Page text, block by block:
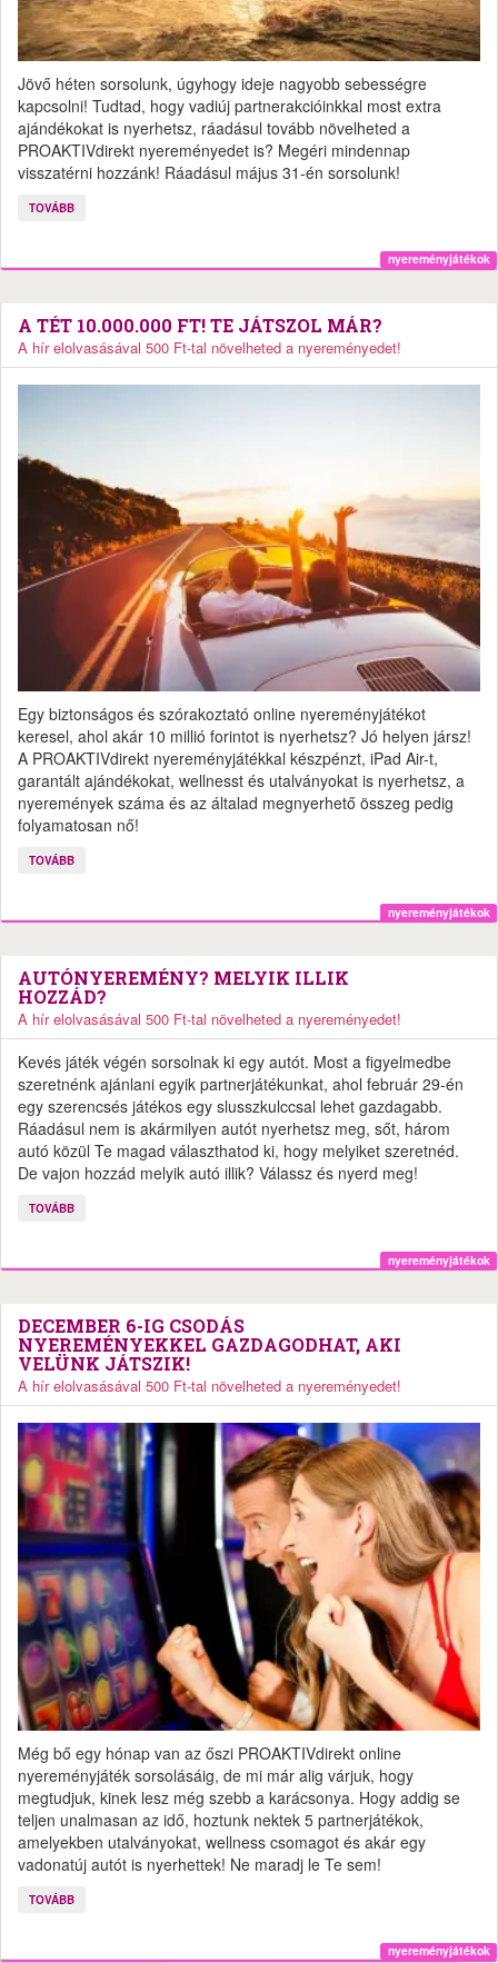
Jövő héten sorsolunk, úgyhogy ideje nagyobb sebességre
kapcsolni! Tudtad, hogy vadiúj partnerakcióinkkal most extra
ajándékokat is nyerhetsz, ráadásul tovább növelheted a
PROAKTIVdirekt nyereményedet is? Megéri mindennap
visszatérni hozzánk! Ráadásul május 31-én sorsolunk!
TOVÁBB
nyereményjátékok
A TÉT 10.000.000 FT! TE JÁTSZOL MÁR?
A hír elolvasásával 500 Ft-tal növelheted a nyereményedet!
Egy biztonságos és szórakoztató online nyereményjátékot
keresel, ahol akár 10 millió forintot is nyerhetsz? Jó helyen jársz!
A PROAKTIVdirekt nyereményjátékkal készpénzt, iPad Air-t,
garantált ajándékokat, wellnesst és utalványokat is nyerhetsz, a
nyeremények száma és az általad megnyerhető összeg pedig
folyamatosan nő!
TOVÁBB
nyereményjátékok
AUTÓNYEREMÉNY? MELYIK ILLIK
HOZZÁD?
A hír elolvasásával 500 Ft-tal növelheted a nyereményedet!
Kevés játék végén sorsolnak ki egy autót. Most a figyelmedbe
szeretnénk ajánlani egyik partnerjátékunkat, ahol február 29-én
egy szerencsés játékos egy slusszkulccsal lehet gazdagabb.
Ráadásul nem is akármilyen autót nyerhetsz meg, sőt, három
autó közül Te magad választhatod ki, hogy melyiket szeretnéd.
De vajon hozzád melyik autó illik? Válassz és nyerd meg!
TOVÁBB
nyereményjátékok
DECEMBER 6-IG CSODÁS
NYEREMÉNYEKKEL GAZDAGODHAT, AKI
VELÜNK JÁTSZIK!
A hír elolvasásával 500 Ft-tal növelheted a nyereményedet!
Még bő egy hónap van az őszi PROAKTIVdirekt online
nyereményjáték sorsolásáig, de mi már alig várjuk, hogy
megtudjuk, kinek lesz még szebb a karácsonya. Hogy addig se
teljen unalmasan az idő, hoztunk nektek 5 partnerjátékok,
amelyekben utalványokat, wellness csomagot és akár egy
vadonatúj autót is nyerhettek! Ne maradj le Te sem!
TOVÁBB
nyereményjátékok